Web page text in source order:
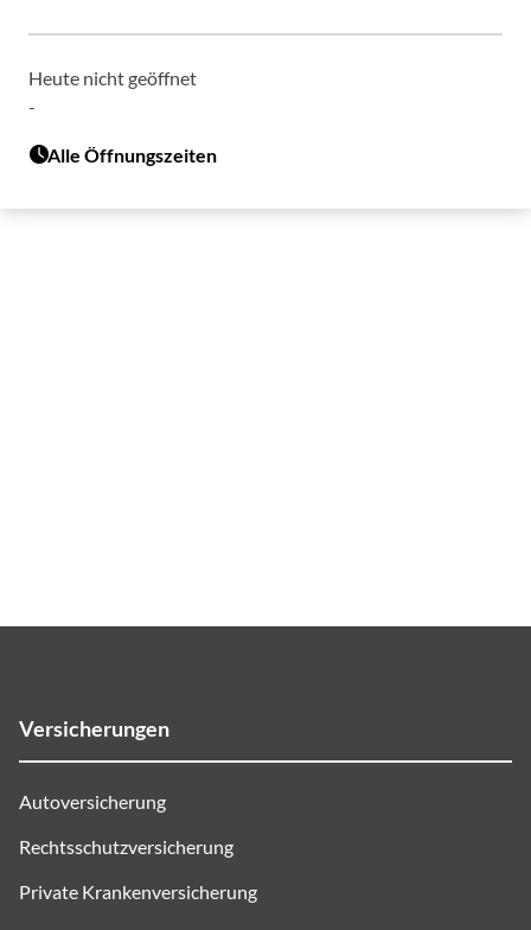
Heute nicht geöffnet
-
Alle Öffnungszeiten
Versicherungen
Autoversicherung
Rechtsschutzversicherung
Private Krankenversicherung